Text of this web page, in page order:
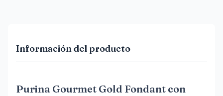
Información del producto
Purina Gourmet Gold Fondant con